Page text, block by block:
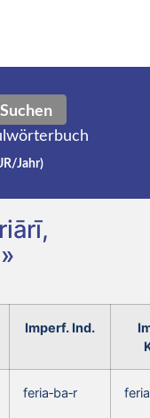
Suchen
Jahr)
Imperf. Ind.
feria‑ba‑r